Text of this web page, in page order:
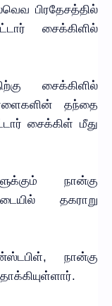
பிரதேசத்தில்
சைக்கிளில்
சைக்கிளில்
தந்தை
சைக்கிள் மீது
நான்கு
தகராறு
நான்கு